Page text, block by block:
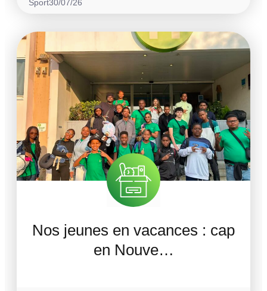
Sport30/07/26
Nos jeunes en vacances : cap
en Nouve…